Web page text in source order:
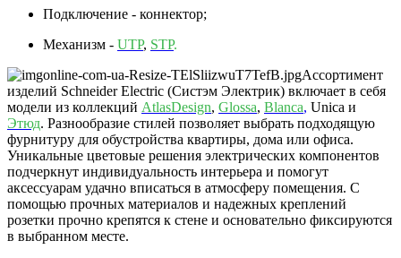
Подключение - коннектор;
Механизм - UTP, STP.
Ассортимент
изделий Schneider Electric (Систэм Электрик) включает в себя
модели из коллекций AtlasDesign, Glossa, Blanca, Unica и
Этюд. Разнообразие стилей позволяет выбрать подходящую
фурнитуру для обустройства квартиры, дома или офиса.
Уникальные цветовые решения электрических компонентов
подчеркнут индивидуальность интерьера и помогут
аксессуарам удачно вписаться в атмосферу помещения. С
помощью прочных материалов и надежных креплений
розетки прочно крепятся к стене и основательно фиксируются
в выбранном месте.